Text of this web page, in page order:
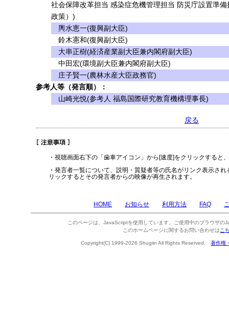
社会保障改革担当 感染症危機管理担当 防災庁設置準
政策）)
輿水恵一(復興副大臣)
鈴木憲和(復興副大臣)
大串正樹(経済産業副大臣兼内閣府副大臣)
中田宏(環境副大臣兼内閣府副大臣)
庄子賢一(農林水産大臣政務官)
参考人等（発言順）：
山崎光悦(参考人 福島国際研究教育機構理事長)
戻る
・視聴画面右下の「歯車アイコン」から[速度]をクリックすると
・発言者一覧について、説明・質疑者等の氏名がリンク表示さ
リックするとその発言者からの映像が再生されます。
HOME お知らせ 利用方法 FAQ
このページは、JavaScriptを使用しています。ご使用中のブラウザの
このホームページに関するお問い合わせは こ
Copyright(C) 1999-2026 Shugiin All Rights Reserved. 著作権